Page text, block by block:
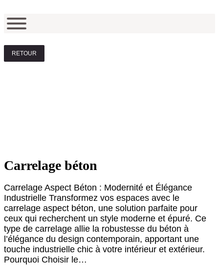
RETOUR
Carrelage béton
Carrelage Aspect Béton : Modernité et Élégance
Industrielle Transformez vos espaces avec le
carrelage aspect béton, une solution parfaite pour
ceux qui recherchent un style moderne et épuré. Ce
type de carrelage allie la robustesse du béton à
l’élégance du design contemporain, apportant une
touche industrielle chic à votre intérieur et extérieur.
Pourquoi Choisir le…